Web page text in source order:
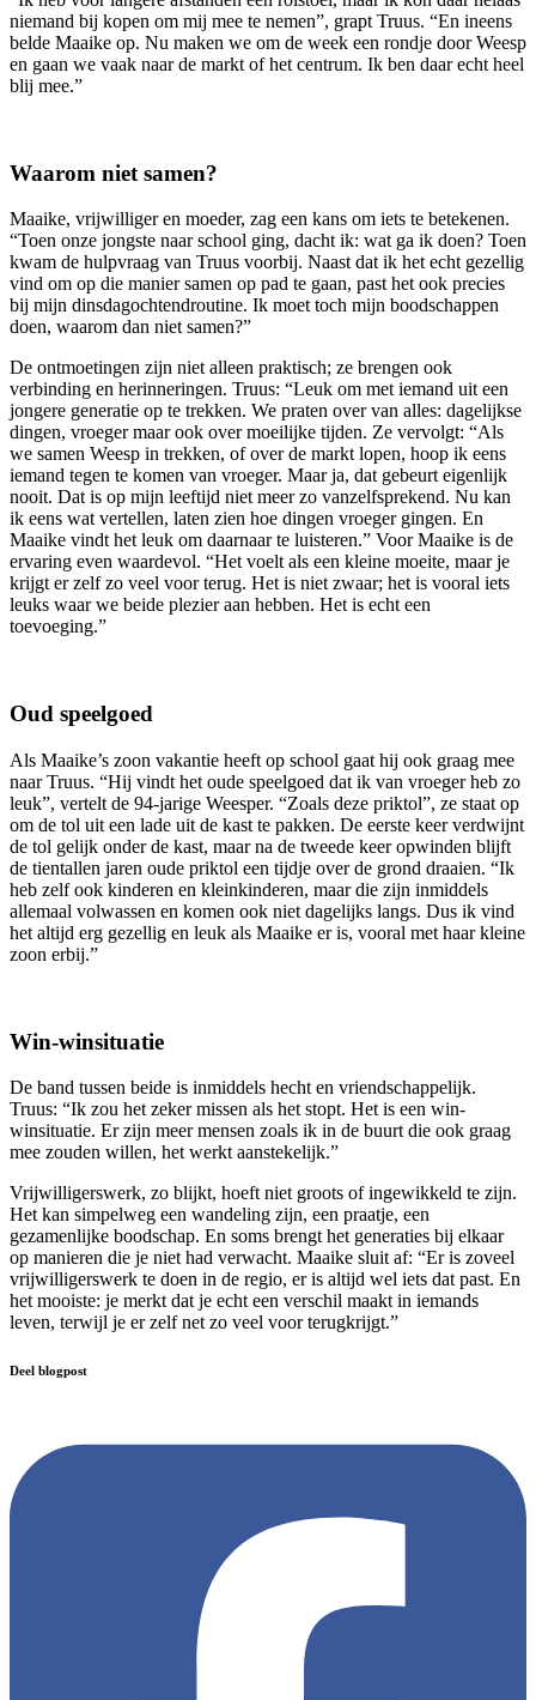
niemand bij kopen om mij mee te nemen”, grapt Truus. “En ineens
belde Maaike op. Nu maken we om de week een rondje door Weesp
en gaan we vaak naar de markt of het centrum. Ik ben daar echt heel
blij mee.”
Waarom niet samen?
Maaike, vrijwilliger en moeder, zag een kans om iets te betekenen.
“Toen onze jongste naar school ging, dacht ik: wat ga ik doen? Toen
kwam de hulpvraag van Truus voorbij. Naast dat ik het echt gezellig
vind om op die manier samen op pad te gaan, past het ook precies
bij mijn dinsdagochtendroutine. Ik moet toch mijn boodschappen
doen, waarom dan niet samen?”
De ontmoetingen zijn niet alleen praktisch; ze brengen ook
verbinding en herinneringen. Truus: “Leuk om met iemand uit een
jongere generatie op te trekken. We praten over van alles: dagelijkse
dingen, vroeger maar ook over moeilijke tijden. Ze vervolgt: “Als
we samen Weesp in trekken, of over de markt lopen, hoop ik eens
iemand tegen te komen van vroeger. Maar ja, dat gebeurt eigenlijk
nooit. Dat is op mijn leeftijd niet meer zo vanzelfsprekend. Nu kan
ik eens wat vertellen, laten zien hoe dingen vroeger gingen. En
Maaike vindt het leuk om daarnaar te luisteren.” Voor Maaike is de
ervaring even waardevol. “Het voelt als een kleine moeite, maar je
krijgt er zelf zo veel voor terug. Het is niet zwaar; het is vooral iets
leuks waar we beide plezier aan hebben. Het is echt een
toevoeging.”
Oud speelgoed
Als Maaike’s zoon vakantie heeft op school gaat hij ook graag mee
naar Truus. “Hij vindt het oude speelgoed dat ik van vroeger heb zo
leuk”, vertelt de 94-jarige Weesper. “Zoals deze priktol”, ze staat op
om de tol uit een lade uit de kast te pakken. De eerste keer verdwijnt
de tol gelijk onder de kast, maar na de tweede keer opwinden blijft
de tientallen jaren oude priktol een tijdje over de grond draaien. “Ik
heb zelf ook kinderen en kleinkinderen, maar die zijn inmiddels
allemaal volwassen en komen ook niet dagelijks langs. Dus ik vind
het altijd erg gezellig en leuk als Maaike er is, vooral met haar kleine
zoon erbij.”
Win-winsituatie
De band tussen beide is inmiddels hecht en vriendschappelijk.
Truus: “Ik zou het zeker missen als het stopt. Het is een win-
winsituatie. Er zijn meer mensen zoals ik in de buurt die ook graag
mee zouden willen, het werkt aanstekelijk.”
Vrijwilligerswerk, zo blijkt, hoeft niet groots of ingewikkeld te zijn.
Het kan simpelweg een wandeling zijn, een praatje, een
gezamenlijke boodschap. En soms brengt het generaties bij elkaar
op manieren die je niet had verwacht. Maaike sluit af: “Er is zoveel
vrijwilligerswerk te doen in de regio, er is altijd wel iets dat past. En
het mooiste: je merkt dat je echt een verschil maakt in iemands
leven, terwijl je er zelf net zo veel voor terugkrijgt.”
Deel blogpost